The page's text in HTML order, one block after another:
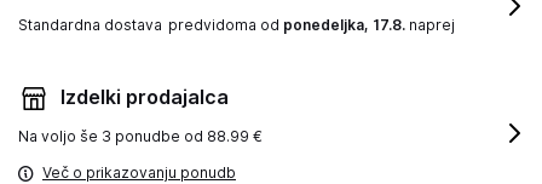
Standardna dostava predvidoma od ponedeljka, 17.8. naprej
Izdelki prodajalca
Na voljo še 3 ponudbe od 88.99 €
Več o prikazovanju ponudb